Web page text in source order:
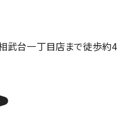
相武台一丁目店まで徒歩約4